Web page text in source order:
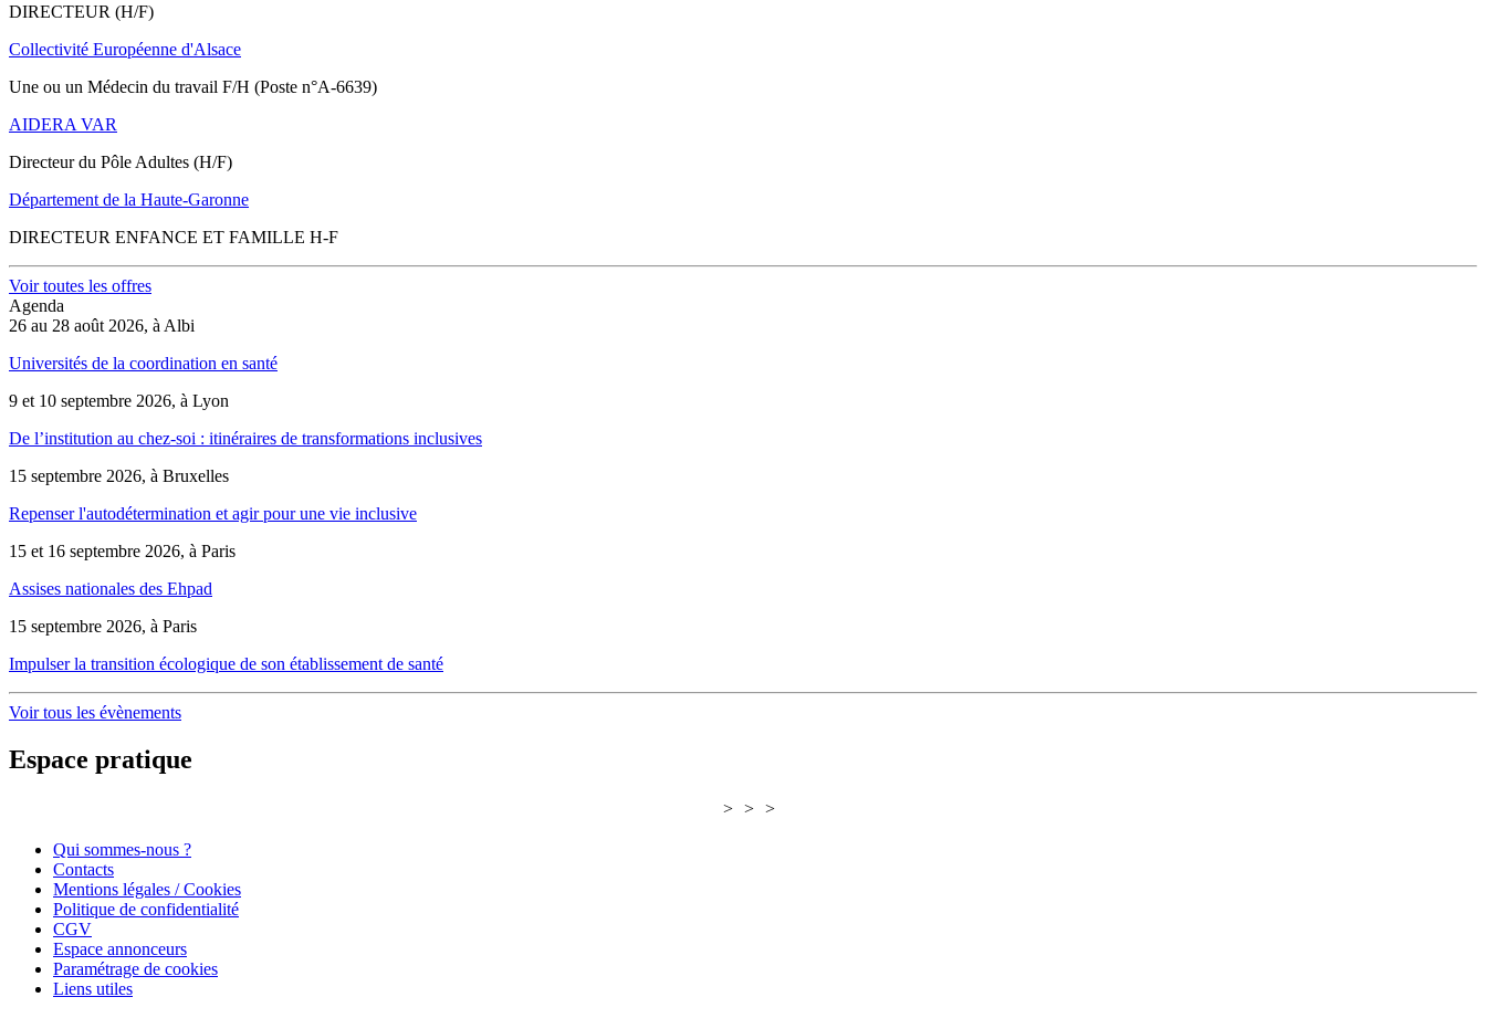
DIRECTEUR (H/F)
Collectivité Européenne d'Alsace
Une ou un Médecin du travail F/H (Poste n°A-6639)
AIDERA VAR
Directeur du Pôle Adultes (H/F)
Département de la Haute-Garonne
DIRECTEUR ENFANCE ET FAMILLE H-F
Voir toutes les offres
Agenda
26 au 28 août 2026, à Albi
Universités de la coordination en santé
9 et 10 septembre 2026, à Lyon
De l’institution au chez-soi : itinéraires de transformations inclusives
15 septembre 2026, à Bruxelles
Repenser l'autodétermination et agir pour une vie inclusive
15 et 16 septembre 2026, à Paris
Assises nationales des Ehpad
15 septembre 2026, à Paris
Impulser la transition écologique de son établissement de santé
Voir tous les évènements
Espace pratique
> > >
Qui sommes-nous ?
Contacts
Mentions légales / Cookies
Politique de confidentialité
CGV
Espace annonceurs
Paramétrage de cookies
Liens utiles